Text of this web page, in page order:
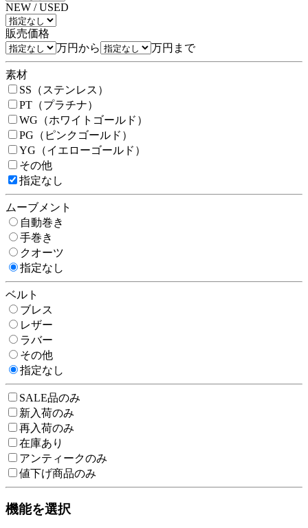
NEW / USED
販売価格
万円から
万円まで
素材
SS（ステンレス）
PT（プラチナ）
WG（ホワイトゴールド）
PG（ピンクゴールド）
YG（イエローゴールド）
その他
指定なし
ムーブメント
自動巻き
手巻き
クオーツ
指定なし
ベルト
ブレス
レザー
ラバー
その他
指定なし
SALE品のみ
新入荷のみ
再入荷のみ
在庫あり
アンティークのみ
値下げ商品のみ
機能を選択